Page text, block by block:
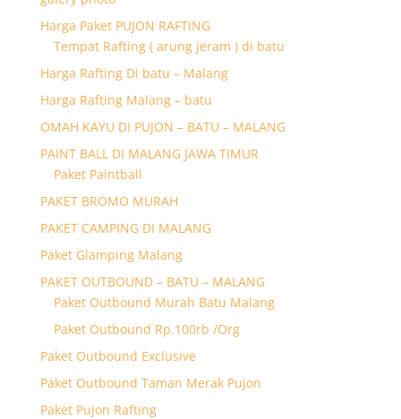
Harga Paket PUJON RAFTING
Tempat Rafting ( arung jeram ) di batu
Harga Rafting Di batu – Malang
Harga Rafting Malang – batu
OMAH KAYU DI PUJON – BATU – MALANG
PAINT BALL DI MALANG JAWA TIMUR
Paket Paintball
PAKET BROMO MURAH
PAKET CAMPING DI MALANG
Paket Glamping Malang
PAKET OUTBOUND – BATU – MALANG
Paket Outbound Murah Batu Malang
Paket Outbound Rp.100rb /Org
Paket Outbound Exclusive
Paket Outbound Taman Merak Pujon
Paket Pujon Rafting